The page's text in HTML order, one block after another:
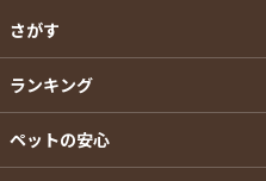
さがす
ランキング
ペットの安心